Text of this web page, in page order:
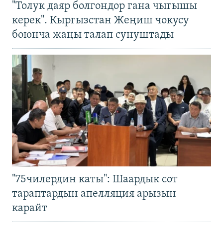
"Толук даяр болгондор гана чыгышы
керек". Кыргызстан Жеңиш чокусу
боюнча жаңы талап сунуштады
"75чилердин каты": Шаардык сот
тараптардын апелляция арызын
карайт